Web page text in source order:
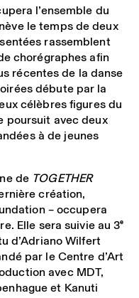
l’ensemble du
le temps de deux
rassemblent
chorégraphes afin
récentes de la danse
débute par la
célèbres figures du
poursuit avec deux
à de jeunes
de TOGETHER
création,
– occupera
Elle sera suivie au 3e
d’Adriano Wilfert
par le Centre d’Art
avec MDT,
et Kanuti